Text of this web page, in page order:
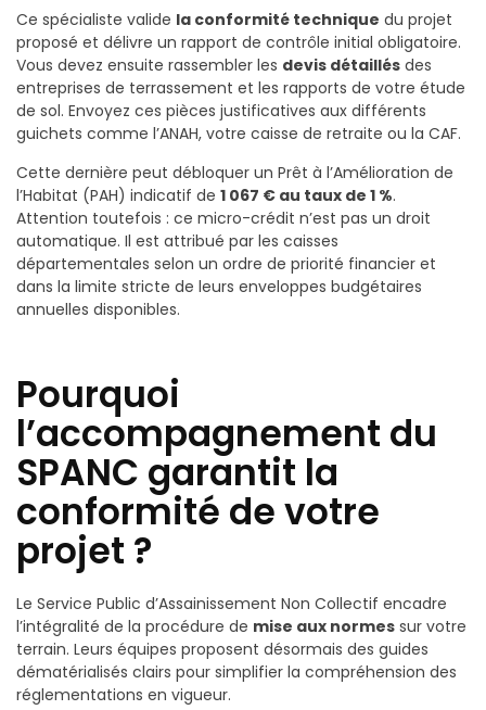
Ce spécialiste valide la conformité technique du projet
proposé et délivre un rapport de contrôle initial obligatoire.
Vous devez ensuite rassembler les devis détaillés des
entreprises de terrassement et les rapports de votre étude
de sol. Envoyez ces pièces justificatives aux différents
guichets comme l’ANAH, votre caisse de retraite ou la CAF.
Cette dernière peut débloquer un Prêt à l’Amélioration de
l’Habitat (PAH) indicatif de 1 067 € au taux de 1 %.
Attention toutefois : ce micro-crédit n’est pas un droit
automatique. Il est attribué par les caisses
départementales selon un ordre de priorité financier et
dans la limite stricte de leurs enveloppes budgétaires
annuelles disponibles.
Pourquoi
l’accompagnement du
SPANC garantit la
conformité de votre
projet ?
Le Service Public d’Assainissement Non Collectif encadre
l’intégralité de la procédure de mise aux normes sur votre
terrain. Leurs équipes proposent désormais des guides
dématérialisés clairs pour simplifier la compréhension des
réglementations en vigueur.